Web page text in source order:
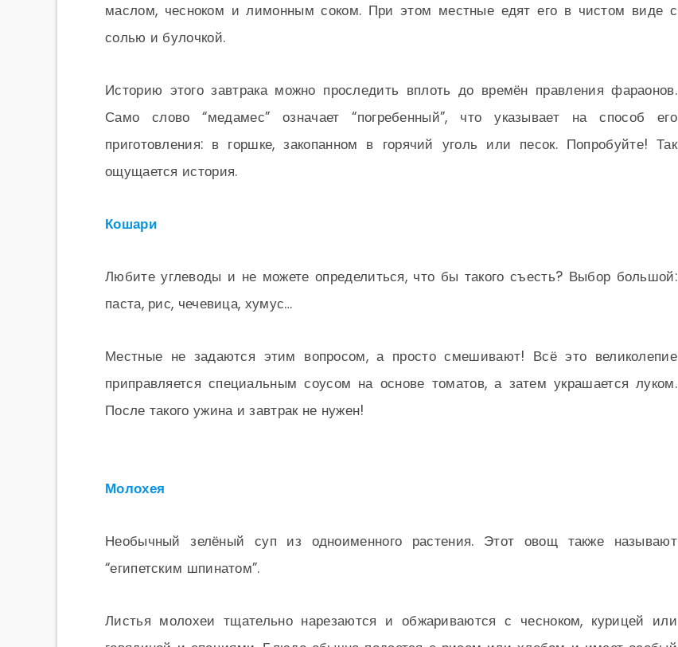
маслом, чесноком и лимонным соком. При этом местные едят его в чистом виде с
солью и булочкой.
Историю этого завтрака можно проследить вплоть до времён правления фараонов.
Само слово “медамес” означает “погребенный”, что указывает на способ его
приготовления: в горшке, закопанном в горячий уголь или песок. Попробуйте! Так
ощущается история.
Кошари
Любите углеводы и не можете определиться, что бы такого съесть? Выбор большой:
паста, рис, чечевица, хумус…
Местные не задаются этим вопросом, а просто смешивают! Всё это великолепие
приправляется специальным соусом на основе томатов, а затем украшается луком.
После такого ужина и завтрак не нужен!
Молохея
Необычный зелёный суп из одноименного растения. Этот овощ также называют
“египетским шпинатом”.
Листья молохеи тщательно нарезаются и обжариваются с чесноком, курицей или